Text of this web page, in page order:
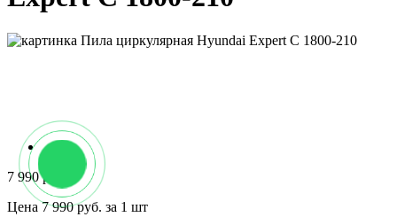
7 990 руб.
Цена 7 990 руб. за 1 шт